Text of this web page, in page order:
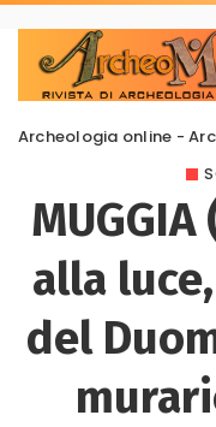
Archeologia online -
alla
del